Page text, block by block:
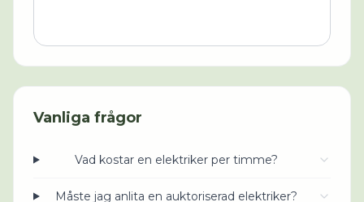
Vanliga frågor
Vad kostar en elektriker per timme?
Måste jag anlita en auktoriserad elektriker?